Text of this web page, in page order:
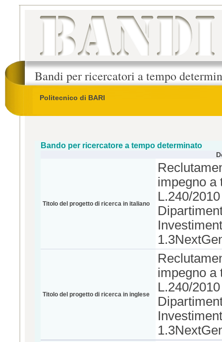
Bandi per ricercatori a tempo
Politecnico di BARI
Bando per ricercatore a tempo determinato
Titolo del progetto di ricerca in italiano
impegno a
L.240/
Titolo del progetto di ricerca in inglese
impegno a
L.240/